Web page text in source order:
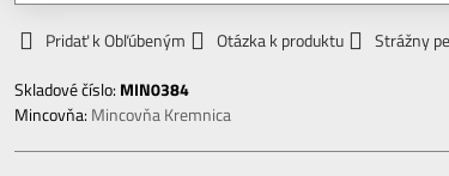
Pridať k Obľúbeným Otázka k produktu Strážny
Skladové číslo: MIN0384
Mincovňa: Mincovňa Kremnica